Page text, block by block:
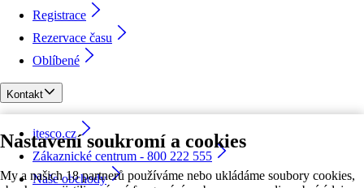
Nastavení soukromí a cookies
My a našich 18 partnerů používáme nebo ukládáme soubory cookies,
Registrace
Rezervace času
Oblíbené
Kontakt
itesco.cz
Zákaznické centrum - 800 222 555
Naše obchody